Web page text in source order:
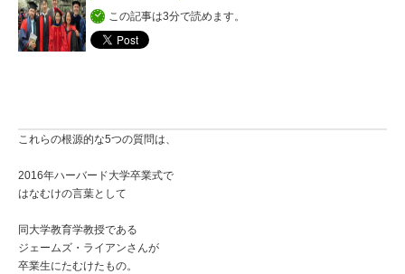
この記事は3分で読めます。
これらの根源的な5つの質問は、
2016年ハーバード大学卒業式で
はなむけの言葉として
同大学教育学教授である
ジェームズ・ライアンさんが
卒業生にたむけたもの。